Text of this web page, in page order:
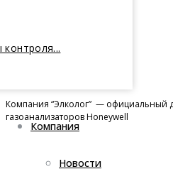
Компания “Элколог” — официальный
газоанализаторов Honeywell
Компания
Новости